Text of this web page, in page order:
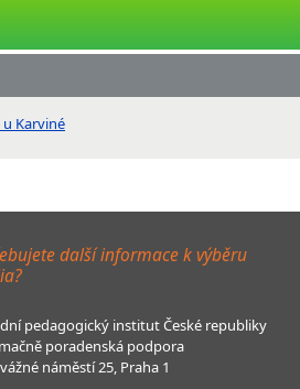
u Karviné
další informace k výběru
pedagogický institut České republiky
poradenská podpora
náměstí 25, Praha 1